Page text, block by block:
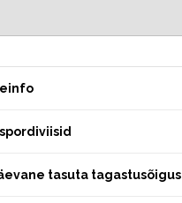
tasuta tagastusõigus